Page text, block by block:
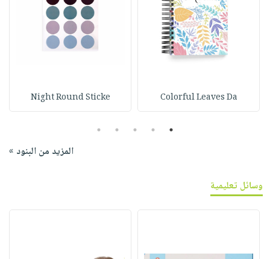
Colorful Leaves Da
Night Round Sticke
1
2
3
4
5
المزيد من البنود »
وسائل تعليمية